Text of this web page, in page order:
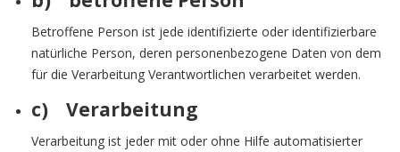
Betroffene Person ist jede identifizierte oder identifizierbare
natürliche Person, deren personenbezogene Daten von dem
für die Verarbeitung Verantwortlichen verarbeitet werden.
c) Verarbeitung
Verarbeitung ist jeder mit oder ohne Hilfe automatisierter